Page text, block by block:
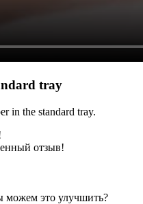
tray
in the standard tray.
отзыв!
это улучшить?